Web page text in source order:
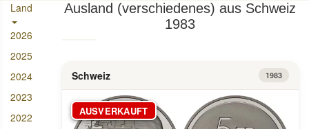
Land
2026
2025
2024
2023
2022
Ausland (verschiedenes) aus Schweiz
1983
Schweiz 1983
AUSVERKAUFT